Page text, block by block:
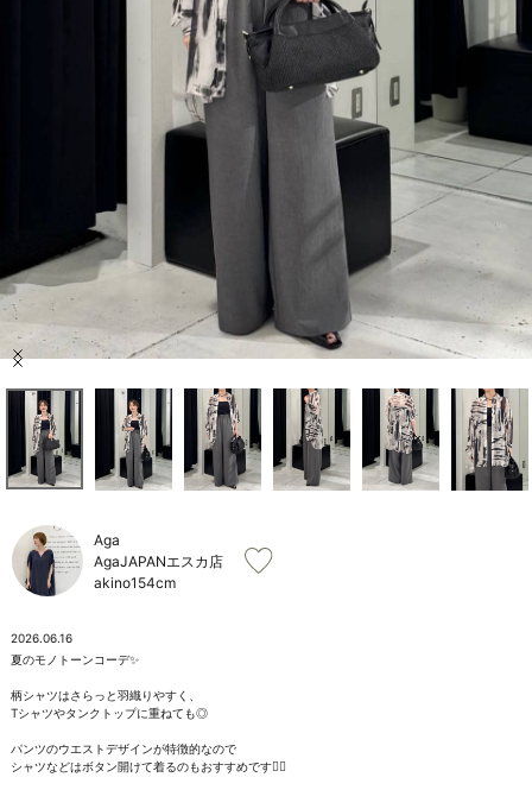
ブランド一覧
店舗検索
ご利用ガイド/ヘルプ
Item
Aga
AgaJAPANエスカ店
akino154cm
2026.06.16
夏のモノトーンコーデ✨
柄シャツはさらっと羽織りやすく、
Tシャツやタンクトップに重ねても◎
パンツのウエストデザインが特徴的なので
シャツなどはボタン開けて着るのもおすすめです🙆‍♀️